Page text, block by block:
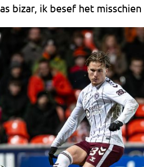
bizar, ik besef het